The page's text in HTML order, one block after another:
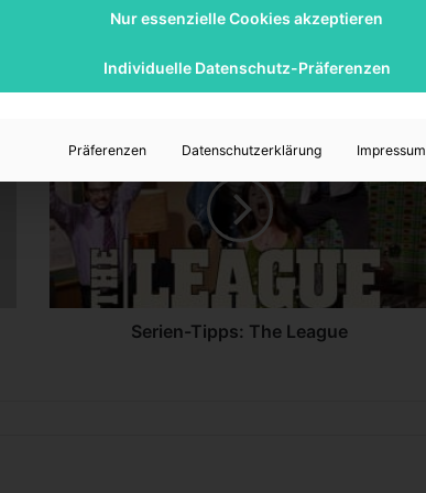
i
i
Serien-Tipps: The League
Nur essenzielle Cookies akzeptieren
Individuelle Datenschutz-Präferenzen
Präferenzen Datenschutzerklärung Impressum